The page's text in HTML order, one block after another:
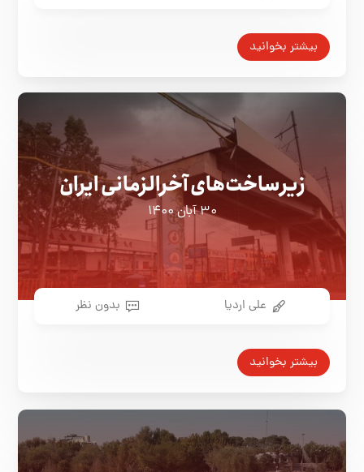
بیشتر بخوانید
زیرساخت‌های آخرالزمانی ایران
۳۰ آبان ۱۴۰۰
علی اردیا بدون نظر
بیشتر بخوانید